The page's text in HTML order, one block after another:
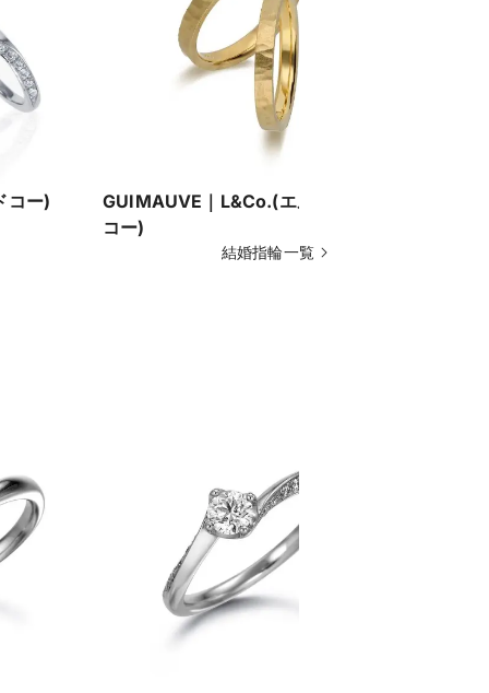
コー)
GUIMAUVE｜L&Co.(エルアンド
コー)
結婚指輪一覧